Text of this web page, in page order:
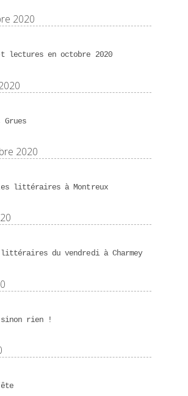
2020
lectures en octobre 2020
Grues
2020
littéraires à Montreux
littéraires du vendredi à Charmey
sinon rien !